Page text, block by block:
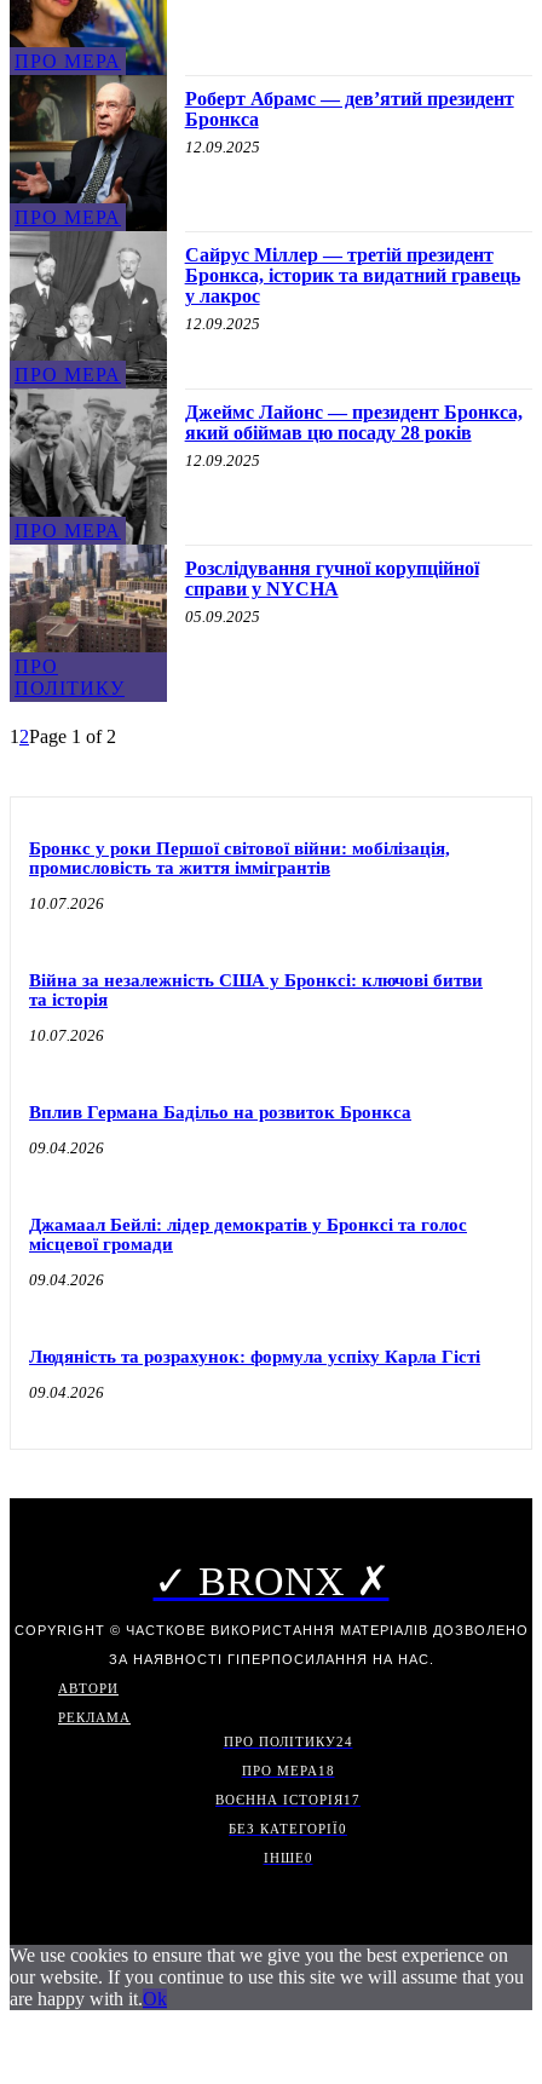
ПРО МЕРА
ПРО МЕРА
Роберт Абрамс — девʼятий президент
Бронкса
12.09.2025
ПРО МЕРА
Сайрус Міллер — третій президент
Бронкса, історик та видатний гравець
у лакрос
12.09.2025
ПРО МЕРА
Джеймс Лайонс — президент Бронкса,
який обіймав цю посаду 28 років
12.09.2025
ПРО
ПОЛІТИКУ
Розслідування гучної корупційної
справи у NYCHA
05.09.2025
1 2Page 1 of 2
Бронкс у роки Першої світової війни: мобілізація,
промисловість та життя іммігрантів
10.07.2026
Війна за незалежність США у Бронксі: ключові битви
та історія
10.07.2026
Вплив Германа Бадільо на розвиток Бронкса
09.04.2026
Джамаал Бейлі: лідер демократів у Бронксі та голос
місцевої громади
09.04.2026
Людяність та розрахунок: формула успіху Карла Гісті
09.04.2026
✓ BRONX ✗
COPYRIGHT © ЧАСТКОВЕ ВИКОРИСТАННЯ МАТЕРІАЛІВ ДОЗВОЛЕНО
ЗА НАЯВНОСТІ ГІПЕРПОСИЛАННЯ НА НАС.
АВТОРИ
РЕКЛАМА
ПРО ПОЛІТИКУ24
ПРО МЕРА 18
ВОЄННА ІСТОРІЯ17
БЕЗ КАТЕГОРІЇ0
ІНШЕ0
We use cookies to ensure that we give you the best experience on
our website. If you continue to use this site we will assume that you
are happy with it.Ok